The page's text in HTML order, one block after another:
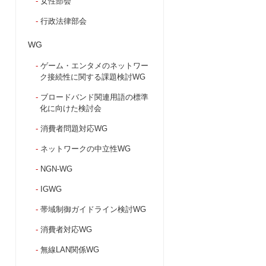
行政法律部会
WG
ゲーム・エンタメのネットワー
ク接続性に関する課題検討WG
ブロードバンド関連用語の標準
化に向けた検討会
消費者問題対応WG
ネットワークの中立性WG
NGN-WG
IGWG
帯域制御ガイドライン検討WG
消費者対応WG
無線LAN関係WG